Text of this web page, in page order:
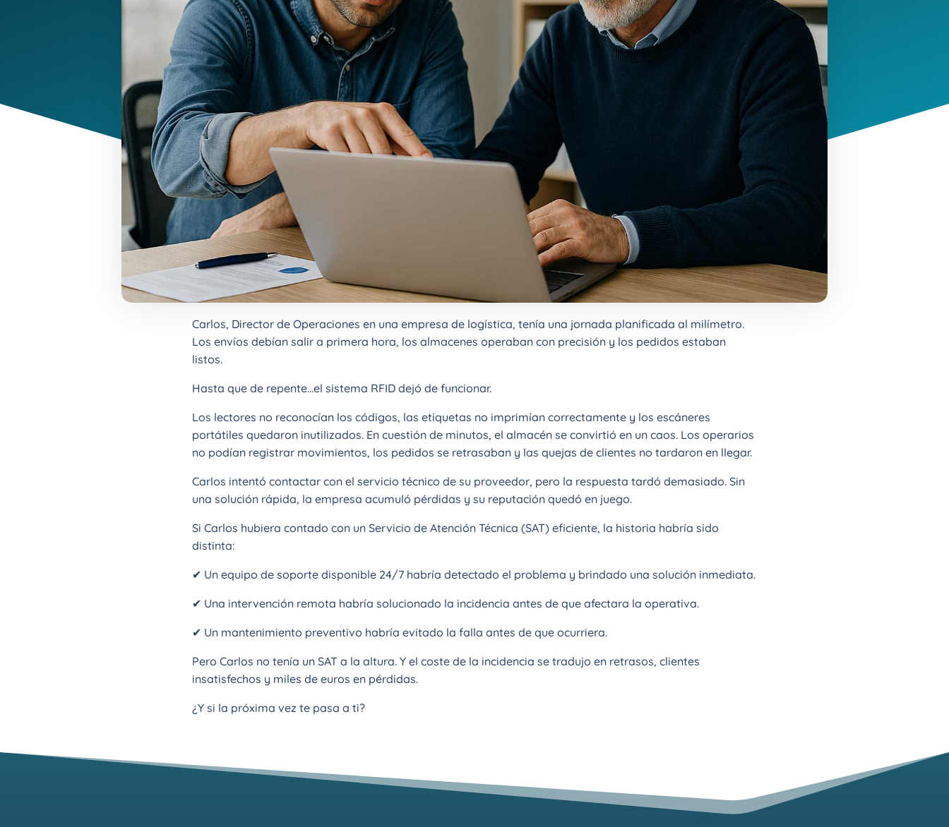
Carlos, Director de Operaciones en una empresa de logística, tenía una jornada planificada al milímetro.
Los envíos debían salir a primera hora, los almacenes operaban con precisión y los pedidos estaban
listos.
Hasta que de repente…el sistema RFID dejó de funcionar.
Los lectores no reconocían los códigos, las etiquetas no imprimían correctamente y los escáneres
portátiles quedaron inutilizados. En cuestión de minutos, el almacén se convirtió en un caos. Los operarios
no podían registrar movimientos, los pedidos se retrasaban y las quejas de clientes no tardaron en llegar.
Carlos intentó contactar con el servicio técnico de su proveedor, pero la respuesta tardó demasiado. Sin
una solución rápida, la empresa acumuló pérdidas y su reputación quedó en juego.
Si Carlos hubiera contado con un Servicio de Atención Técnica (SAT) eficiente, la historia habría sido
distinta:
✔ Un equipo de soporte disponible 24/7 habría detectado el problema y brindado una solución inmediata.
✔ Una intervención remota habría solucionado la incidencia antes de que afectara la operativa.
✔ Un mantenimiento preventivo habría evitado la falla antes de que ocurriera.
Pero Carlos no tenía un SAT a la altura. Y el coste de la incidencia se tradujo en retrasos, clientes
insatisfechos y miles de euros en pérdidas.
¿Y si la próxima vez te pasa a ti?